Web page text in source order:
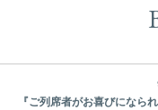
『ご列席者がお喜びになら